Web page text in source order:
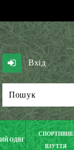
Вхід
ОДЯГ
СПОРТИВНЕ
ВЗУТТЯ